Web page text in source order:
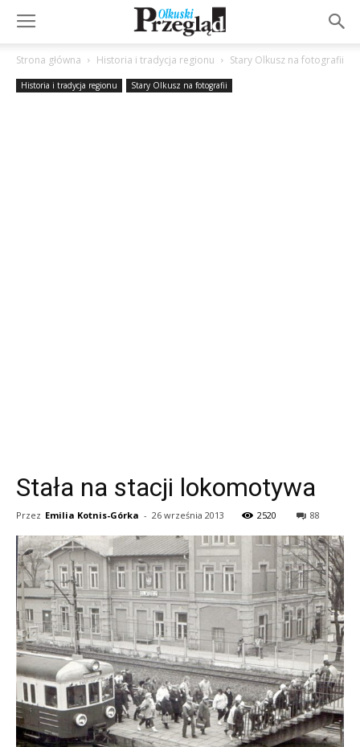
Strona główna Historia i tradycja regionu Stary Olkusz na fotografii
Historia i tradycja regionu Stary Olkusz na fotografii
Stała na stacji lokomotywa
Przez Emilia Kotnis-Górka - 26 września 2013 2520 88